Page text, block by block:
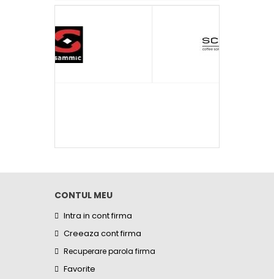
CONTUL MEU
Intra in cont firma
Creeaza cont firma
Recuperare parola firma
Favorite